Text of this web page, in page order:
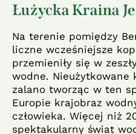
Łużycka Kraina
Na terenie pomiędzy
liczne wcześniejsze
przemieniły się w
wodne. Nieużytkowane
zalano tworząc w ten
Europie krajobraz
człowieka. Więcej niż
spektakularny świat